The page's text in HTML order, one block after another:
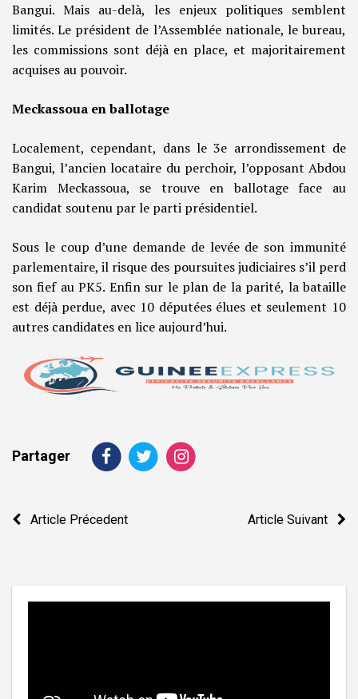
Bangui. Mais au-delà, les enjeux politiques semblent
limités. Le président de l’Assemblée nationale, le bureau,
les commissions sont déjà en place, et majoritairement
acquises au pouvoir.
Meckassoua en ballotage
Localement, cependant, dans le 3e arrondissement de
Bangui, l’ancien locataire du perchoir, l’opposant Abdou
Karim Meckassoua, se trouve en ballotage face au
candidat soutenu par le parti présidentiel.
Sous le coup d’une demande de levée de son immunité
parlementaire, il risque des poursuites judiciaires s’il perd
son fief au PK5. Enfin sur le plan de la parité, la bataille
est déjà perdue, avec 10 députées élues et seulement 10
autres candidates en lice aujourd’hui.
Partager
Navigation
Article Précedent Article Suivant